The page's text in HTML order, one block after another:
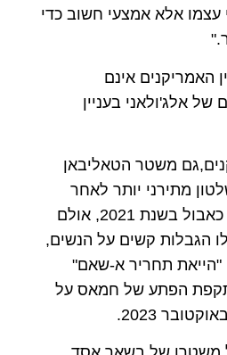
עצמו אלא אמצעי חשוב כדי
האמריקנים אינם
של אלג'ולאני בעניין
משטר הטאליבאן
מתירני יותר לאחר
שפעיליו השתלטו על כאבול בשנת 2021, אולם
הגבלות קשים על הנשים,
"הייאת תחריר א-שאם"
הפתע של חמאס על